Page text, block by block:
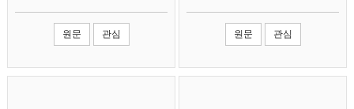
원문 관심 원문 관심